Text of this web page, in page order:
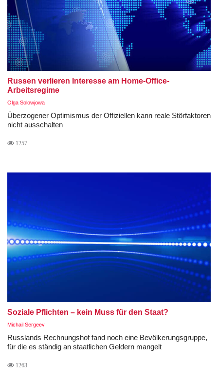
Russen verlieren Interesse am Home-Office-
Arbeitsregime
Olga Solowjowa
Überzogener Optimismus der Offiziellen kann reale Störfaktoren
nicht ausschalten
1257
Soziale Pflichten – kein Muss für den Staat?
Michail Sergeev
Russlands Rechnungshof fand noch eine Bevölkerungsgruppe,
für die es ständig an staatlichen Geldern mangelt
1263